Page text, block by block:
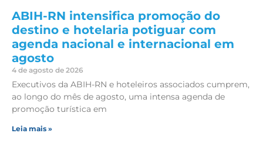
ABIH-RN intensifica promoção do
destino e hotelaria potiguar com
agenda nacional e internacional em
agosto
4 de agosto de 2026
Executivos da ABIH-RN e hoteleiros associados cumprem,
ao longo do mês de agosto, uma intensa agenda de
promoção turística em
Leia mais »